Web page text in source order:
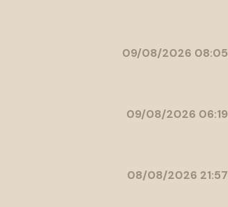
09/08/2026 08:05
09/08/2026 06:19
08/08/2026 21:57